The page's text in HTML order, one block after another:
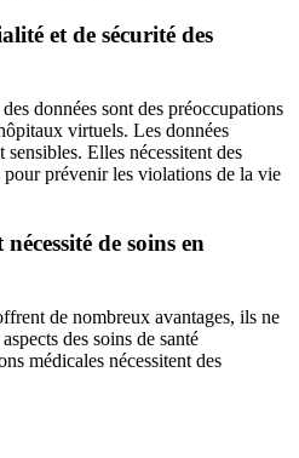
et de sécurité des
données sont des préoccupations
virtuels. Les données
Elles nécessitent des
pour prévenir les violations de la vie
de soins en
de nombreux avantages, ils ne
des soins de santé
médicales nécessitent des